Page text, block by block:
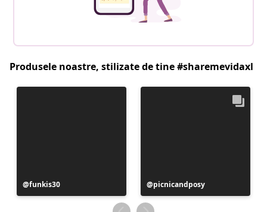
Produsele noastre, stilizate de tine #sharemevidaxl
Postare
publicată
funkis30
Postare
publicată
de
picnicandposy